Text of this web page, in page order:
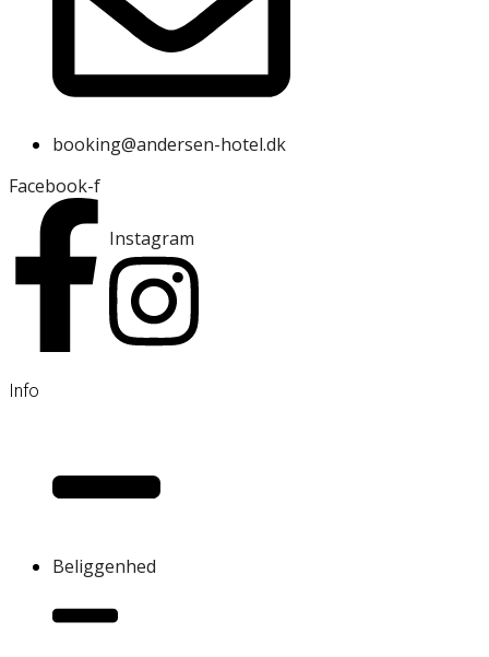
booking@andersen-hotel.dk
Facebook-f
Instagram
Info
Beliggenhed